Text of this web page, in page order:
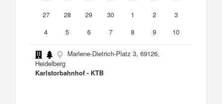
27
28 29 30 1 2
3
4
5 6 7 8 9 10
Marlene-Dietrich-Platz 3, 69126,
Heidelberg
Karlstorbahnhof - KTB